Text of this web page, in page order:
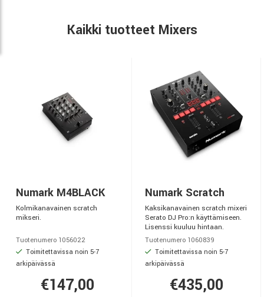
Kaikki tuotteet Mixers
Numark M4BLACK
Kolmikanavainen scratch
mikseri.
Tuotenumero 1056022
Toimitettavissa noin 5-7
arkipäivässä
€147,00
Numark Scratch
Kaksikanavainen scratch mixeri
Serato DJ Pro:n käyttämiseen.
Lisenssi kuuluu hintaan.
Tuotenumero 1060839
Toimitettavissa noin 5-7
arkipäivässä
€435,00